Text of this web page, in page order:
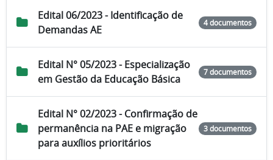
Edital 06/2023 - Identificação de
Demandas AE
4 documentos
Edital N° 05/2023 - Especialização
em Gestão da Educação Básica
7 documentos
Edital N° 02/2023 - Confirmação de
permanência na PAE e migração
para auxílios prioritários
3 documentos